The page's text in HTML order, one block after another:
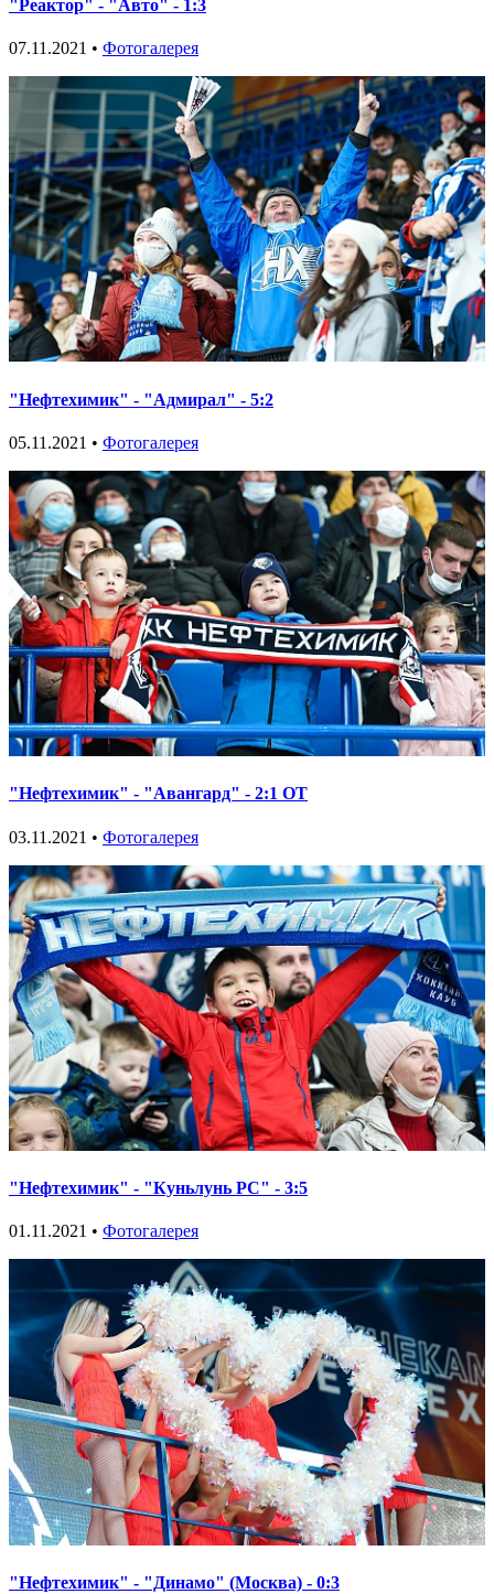
"Реактор" - "Авто" - 1:3
07.11.2021 • Фотогалерея
"Нефтехимик" - "Адмирал" - 5:2
05.11.2021 • Фотогалерея
"Нефтехимик" - "Авангард" - 2:1 ОТ
03.11.2021 • Фотогалерея
"Нефтехимик" - "Куньлунь РС" - 3:5
01.11.2021 • Фотогалерея
"Нефтехимик" - "Динамо" (Москва) - 0:3